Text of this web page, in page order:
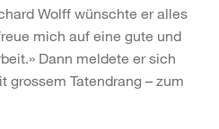
Wolff wünschte er alles
mich auf eine gute und
Dann meldete er sich
grossem Tatendrang – zum